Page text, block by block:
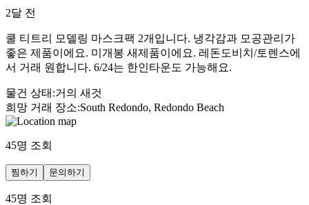
2달 전
쿨 티트리 모델링 마스크팩 2개입니다. 냉각감과 모공관리가
좋은 제품이에요. 미개봉 새제품이에요. 레돈도비치/토렌스에
서 거래 원합니다. 6/24는 한인타운도 가능해요.
물건 상태 :거의 새것
희망 거래 장소:South Redondo, Redondo Beach
45명 조회
찜하기 문의하기
45명 조회